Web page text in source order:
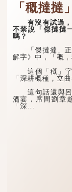
「穊撻撻
有沒有試過，
不禁說「傑撻撻
嗎？
「傑撻撻」正
解字》中，「穊
這個「穊」字
「深耕穊種，立
這句話還與呂
酒宴，席間劉章
「深...